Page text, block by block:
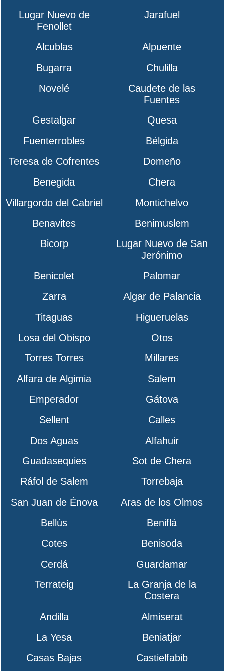
Lugar Nuevo de
Fenollet
Jarafuel
Alcublas
Alpuente
Bugarra
Chulilla
Novelé
Caudete de las
Fuentes
Gestalgar
Quesa
Fuenterrobles
Bélgida
Teresa de Cofrentes
Domeño
Benegida
Chera
Villargordo del Cabriel
Montichelvo
Benavites
Benimuslem
Bicorp
Lugar Nuevo de San
Jerónimo
Benicolet
Palomar
Zarra
Algar de Palancia
Titaguas
Higueruelas
Losa del Obispo
Otos
Torres Torres
Millares
Alfara de Algimia
Salem
Emperador
Gátova
Sellent
Calles
Dos Aguas
Alfahuir
Guadasequies
Sot de Chera
Ráfol de Salem
Torrebaja
San Juan de Énova
Aras de los Olmos
Bellús
Beniflá
Cotes
Benisoda
Cerdá
Guardamar
Terrateig
La Granja de la
Costera
Andilla
Almiserat
La Yesa
Beniatjar
Casas Bajas
Castielfabib